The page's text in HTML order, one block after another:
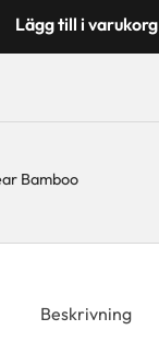
Lägg till i varukorg
Bamboo
Beskrivning